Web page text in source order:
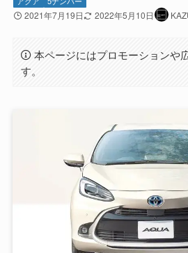
2021年7月19日 2022年5月10日
本ページにはプロモーションや
す。